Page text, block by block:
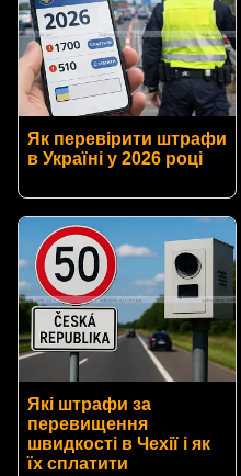
Як перевірити штрафи
в Україні у 2026 році
Які штрафи за
перевищення
швидкості в Чехії і як
їх сплатити